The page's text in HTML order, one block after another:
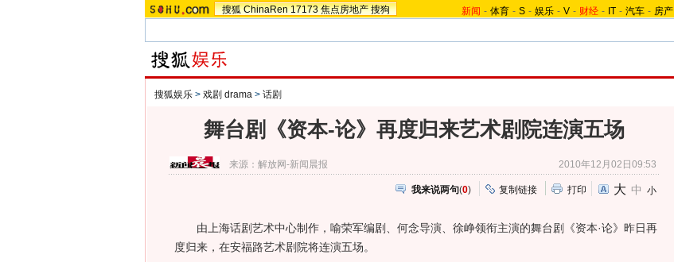
搜狐 ChinaRen 17173 焦点房地产 搜狗 新闻 - 体育 - S - 娱乐 - V - 财经 - IT - 汽车 - 房产
搜狐娱乐 > 戏剧 drama > 话剧
舞台剧《资本-论》再度归来艺术剧院连演五场
来源：解放网-新闻晨报 2010年12月02日09:53
我来说两句(0) 复制链接 打印 大 中 小
由上海话剧艺术中心制作，喻荣军编剧、何念导演、徐峥领衔主演的舞台剧《资本·论》昨日再
度归来，在安福路艺术剧院将连演五场。